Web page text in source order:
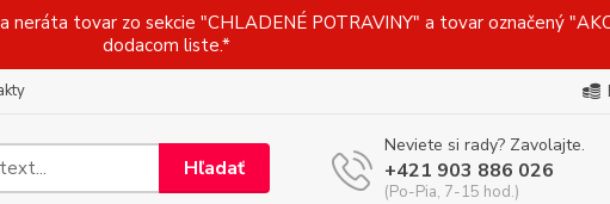
tovar zo sekcie "CHLADENÉ POTRAVINY" a tovar označený
dodacom liste.*
Hľadať
Neviete si rady? Zavolajte.
+421 903 886 026
(Po-Pia, 7-15 hod.)